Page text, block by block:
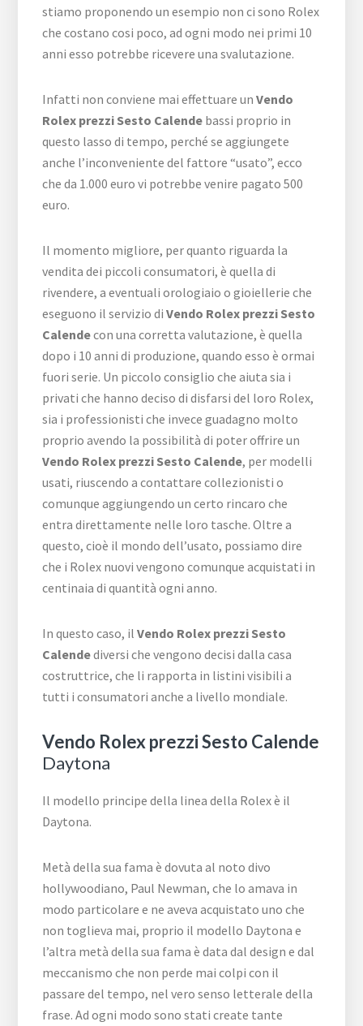
stiamo proponendo un esempio non ci sono Rolex
che costano cosi poco, ad ogni modo nei primi 10
anni esso potrebbe ricevere una svalutazione.
Infatti non conviene mai effettuare unVendo
Rolex prezzi Sesto Calende bassi proprio in
questo lasso di tempo, perché se aggiungete
anche l’inconveniente del fattore “usato”, ecco
che da 1.000 euro vi potrebbe venire pagato 500
euro.
Il momento migliore, per quanto riguarda la
vendita dei piccoli consumatori, è quella di
rivendere, a eventuali orologiaio o gioiellerie che
eseguono il servizio diVendo Rolex prezzi Sesto
Calendecon una corretta valutazione, è quella
dopo i 10 anni di produzione, quando esso è ormai
fuori serie. Un piccolo consiglio che aiuta sia i
privati che hanno deciso di disfarsi del loro Rolex,
sia i professionisti che invece guadagno molto
proprio avendo la possibilità di poter offrire un
Vendo Rolex prezzi Sesto Calende, per modelli
usati, riuscendo a contattare collezionisti o
comunque aggiungendo un certo rincaro che
entra direttamente nelle loro tasche. Oltre a
questo, cioè il mondo dell’usato, possiamo dire
che i Rolex nuovi vengono comunque acquistati in
centinaia di quantità ogni anno.
In questo caso, ilVendo Rolex prezzi Sesto
Calendediversi che vengono decisi dalla casa
costruttrice, che li rapporta in listini visibili a
tutti i consumatori anche a livello mondiale.
Vendo Rolex prezzi Sesto Calende
Daytona
Il modello principe della linea della Rolex è il
Daytona.
Metà della sua fama è dovuta al noto divo
hollywoodiano, Paul Newman, che lo amava in
modo particolare e ne aveva acquistato uno che
non toglieva mai, proprio il modello Daytona e
l’altra metà della sua fama è data dal design e dal
meccanismo che non perde mai colpi con il
passare del tempo, nel vero senso letterale della
frase. Ad ogni modo sono stati create tante